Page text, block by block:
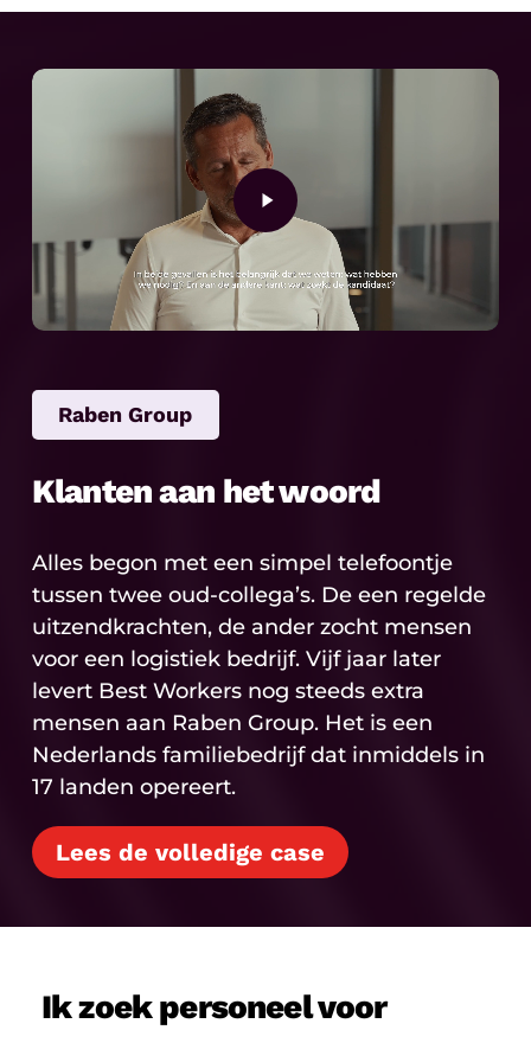
Play
Raben Group
Klanten aan het woord
Alles begon met een simpel telefoontje
tussen twee oud-collega’s. De een regelde
uitzendkrachten, de ander zocht mensen
voor een logistiek bedrijf. Vijf jaar later
levert Best Workers nog steeds extra
mensen aan Raben Group. Het is een
Nederlands familiebedrijf dat inmiddels in
17 landen opereert.
Lees de volledige case
Ik zoek personeel voor